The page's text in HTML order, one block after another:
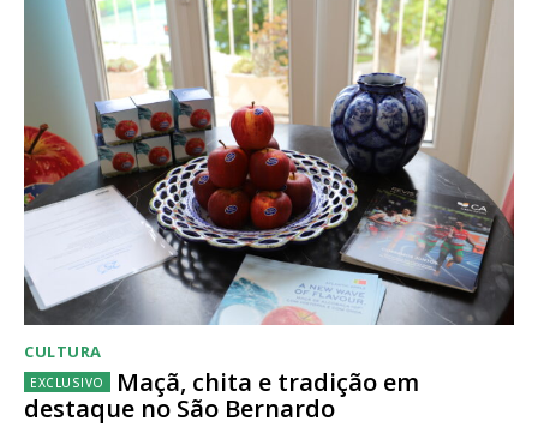
CULTURA
Maçã, chita e tradição em
destaque no São Bernardo